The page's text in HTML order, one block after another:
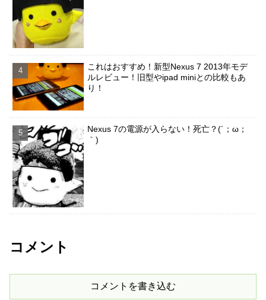
これはおすすめ！新型Nexus 7 2013年モデ
ルレビュー！旧型やipad miniとの比較もあ
り！
Nexus 7の電源が入らない！死亡？(´；ω；
｀)
コメント
コメントを書き込む